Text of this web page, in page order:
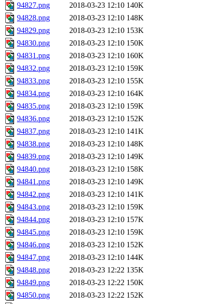
94827.png
2018-03-23 12:10 140K
94828.png
2018-03-23 12:10 148K
94829.png
2018-03-23 12:10 153K
94830.png
2018-03-23 12:10 150K
94831.png
2018-03-23 12:10 160K
94832.png
2018-03-23 12:10 159K
94833.png
2018-03-23 12:10 155K
94834.png
2018-03-23 12:10 164K
94835.png
2018-03-23 12:10 159K
94836.png
2018-03-23 12:10 152K
94837.png
2018-03-23 12:10 141K
94838.png
2018-03-23 12:10 148K
94839.png
2018-03-23 12:10 149K
94840.png
2018-03-23 12:10 158K
94841.png
2018-03-23 12:10 149K
94842.png
2018-03-23 12:10 141K
94843.png
2018-03-23 12:10 159K
94844.png
2018-03-23 12:10 157K
94845.png
2018-03-23 12:10 159K
94846.png
2018-03-23 12:10 152K
94847.png
2018-03-23 12:10 144K
94848.png
2018-03-23 12:22 135K
94849.png
2018-03-23 12:22 150K
94850.png
2018-03-23 12:22 152K